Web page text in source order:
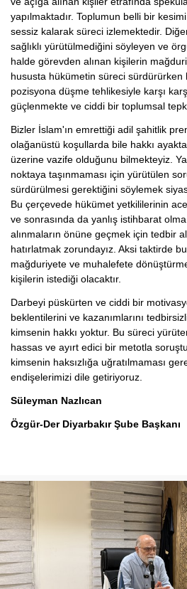
yapılmaktadır. Toplumun belli bir
sessiz kalarak süreci izlemektedir.
sağlıklı yürütülmediğini söyleyen ve
halde görevden alınan kişilerin
hususta hükümetin süreci sürdürürken
pozisyona düşme tehlikesiyle karşı
güçlenmekte ve ciddi bir toplumsal
Bizler İslam'ın emrettiği adil şahitlik
olağanüstü koşullarda bile hakkı
üzerine vazife olduğunu bilmekteyiz.
noktaya taşınmaması için yürütülen
sürdürülmesi gerektiğini söylemek
Bu çerçevede hükümet yetkililerinin
ve sonrasında da yanlış istihbarat
alınmaların önüne geçmek için tedbir
hatırlatmak zorundayız. Aksi taktirde
mağduriyete ve muhalefete
kişilerin istediği olacaktır.
Darbeyi püskürten ve ciddi bir
beklentilerini ve kazanımlarını
kimsenin hakkı yoktur. Bu süreci
hassas ve ayırt edici bir metotla
kimsenin haksızlığa uğratılmaması
endişelerimizi dile getiriyoruz.
Süleyman Nazlıcan
Özgür-Der Diyarbakır Şube Başkanı